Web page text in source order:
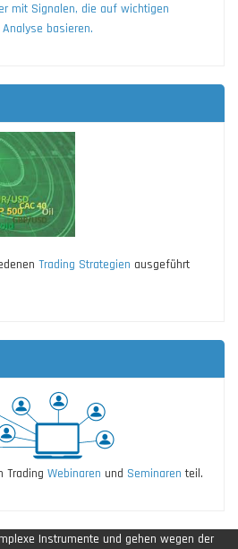
mit Signalen, die auf wichtigen
basieren.
Trading Strategien ausgeführt
Trading Webinaren und Seminaren teil.
Instrumente und gehen wegen der